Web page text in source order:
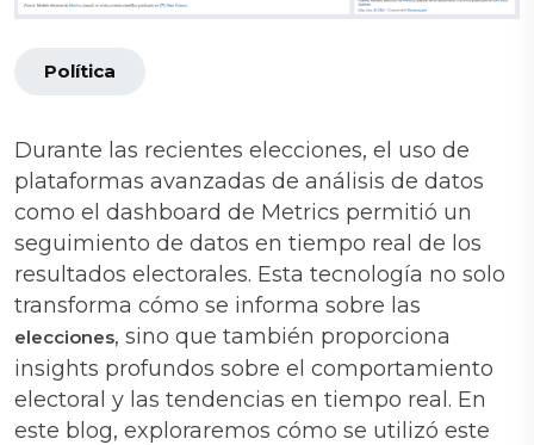
Política
Durante las recientes elecciones, el uso de
plataformas avanzadas de análisis de datos
como el dashboard de Metrics permitió un
seguimiento de datos en tiempo real de los
resultados electorales. Esta tecnología no solo
transforma cómo se informa sobre las
elecciones, sino que también proporciona
insights profundos sobre el comportamiento
electoral y las tendencias en tiempo real. En
este blog, exploraremos cómo se utilizó este